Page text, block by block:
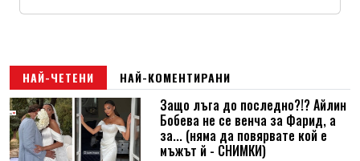
Email
Коментар*
НАЙ-ЧЕТЕНИ НАЙ-КОМЕНТИРАНИ
Защо лъга до последно?!? Айлин
Бобева не се венча за Фарид, а
за... (няма да повярвате кой е
мъжът й - СНИМКИ)